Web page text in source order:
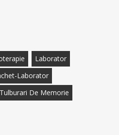
Laborator
Laborator
Tulburari De Memorie